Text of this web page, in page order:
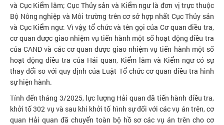
và Cục Kiểm lâm; Cục Thủy sản và Kiểm ngư là đơn vị trực thuộc
Bộ Nông nghiệp và Môi trường trên cơ sở hợp nhất Cục Thủy sản
và Cục Kiểm ngư. Vì vậy, tổ chức và tên gọi của Cơ quan điều tra,
cơ quan được giao nhiệm vụ tiến hành một số hoạt động điều tra
của CAND và các cơ quan được giao nhiệm vụ tiến hành một số
hoạt động điều tra của Hải quan, Kiểm lâm và Kiểm ngư có sự
thay đổi so với quy định của Luật Tổ chức cơ quan điều tra hình
sự hiện hành.
Tính đến tháng 3/2025, lực lượng Hải quan đã tiến hành điều tra,
khởi tố 302 vụ và sau khi khởi tố hình sự đối với các vụ án trên, cơ
quan Hải quan đã chuyển toàn bộ hồ sơ các vụ án trên cho cơ